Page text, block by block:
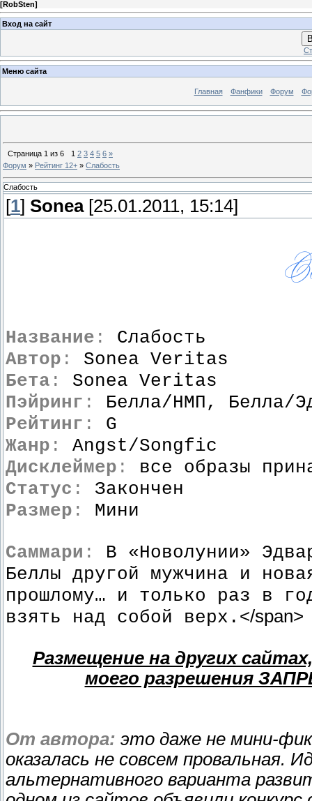
[RobSten]
Вход на сайт
Меню сайта
Главная Фанфики Форум
Страница 1 из 6 1 2 3 4 5 6 »
Форум » Рейтинг 12+ » Слабость
Слабость
[1] Sonea[25.01.2011, 15:14]
Название :
Слабость
Автор :
Sonea Veritas
Бета :
Sonea Veritas
Пэйринг :
Белла/НМП, Белла/
Рейтинг :
G
Жанр :
Angst/Songfic
Дисклеймер :
все образы
Статус :
Закончен
Размер :
Мини
Саммари :
В «Новолунии»
Беллы другой мужчина и
прошлому… и только раз в
взять над собой верх. </span>
Размещение на других
моего разрешения
От автора: это даже не мини-
оказалась не совсем провальная.
альтернативного варианта